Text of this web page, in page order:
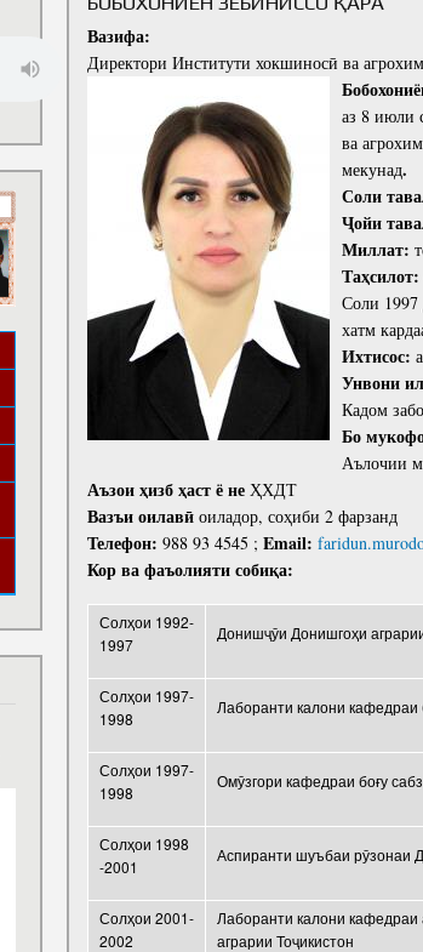
Вазифа:
Директори Институти хокшиносӣ ва
Бобохон
аз 8 июли
ва
мекунад.
Соли
Ҷойи
Миллат:
Таҳсилот:
Соли 1997
хатм
Ихтисос:
Унвони
Кадом
Бо
Аълочии
Аъзои ҳизб ҳаст ё не ҲХДТ
Вазъи оилавӣ оиладор, соҳиби 2 фарзанд
Телефон: 988 93 4545 ; Email:
Кор ва фаъолияти собиқа:
Солҳои 1992-
1997
Донишҷӯи Донишгоҳи
Солҳои 1997-
1998
Лаборанти калони кафедраи
Солҳои 1997-
1998
Омӯзгори кафедраи боғу
Солҳои 1998
-2001
Аспиранти шуъбаи рӯзонаи
Солҳои 2001-
2002
Лаборанти калони
аграрии Тоҷикистон